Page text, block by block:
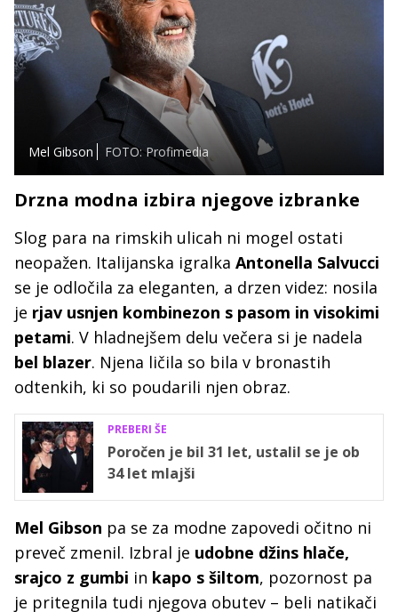
Mel Gibson FOTO: Profimedia
Drzna modna izbira njegove izbranke
Slog para na rimskih ulicah ni mogel ostati
neopažen. Italijanska igralka Antonella Salvucci
se je odločila za eleganten, a drzen videz: nosila
je rjav usnjen kombinezon s pasom in visokimi
petami. V hladnejšem delu večera si je nadela
bel blazer. Njena ličila so bila v bronastih
odtenkih, ki so poudarili njen obraz.
PREBERI ŠE
Poročen je bil 31 let, ustalil se je ob
34 let mlajši
Mel Gibson pa se za modne zapovedi očitno ni
preveč zmenil. Izbral je udobne džins hlače,
srajco z gumbi in kapo s šiltom, pozornost pa
je pritegnila tudi njegova obutev – beli natikači